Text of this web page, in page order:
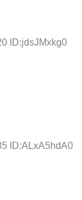
ID:jdsJMxkg0
ID:ALxA5hdA0